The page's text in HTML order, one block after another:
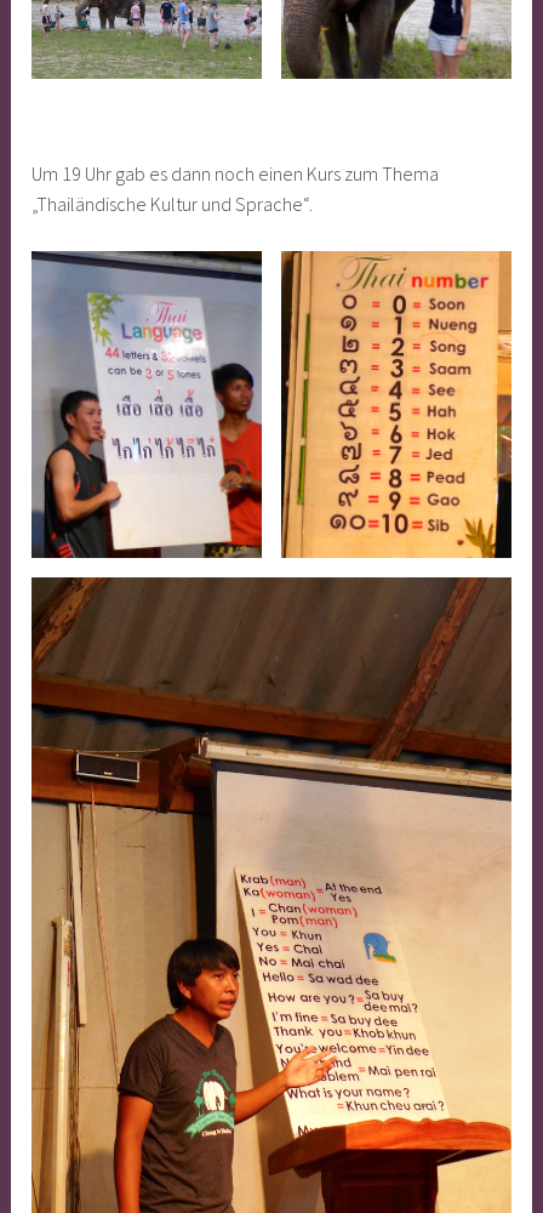
Um 19 Uhr gab es dann noch einen Kurs zum Thema
„Thailändische Kultur und Sprache“.